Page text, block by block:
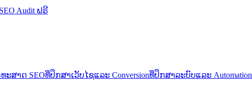
Audit ຟຣີ
ະສາດ SEOທີ່ປຶກສາເວັບໄຊແລະ Conversionທີ່ປຶກສາລະບົບແລະ Automation